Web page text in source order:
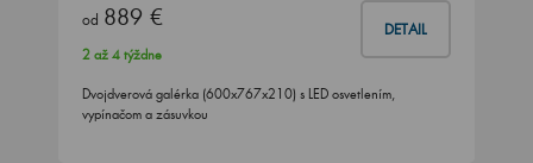
od 889 € DETAIL
2 až 4 týždne
Dvojdverová galérka (600x767x210) s LED osvetlením,
vypínačom a zásuvkou